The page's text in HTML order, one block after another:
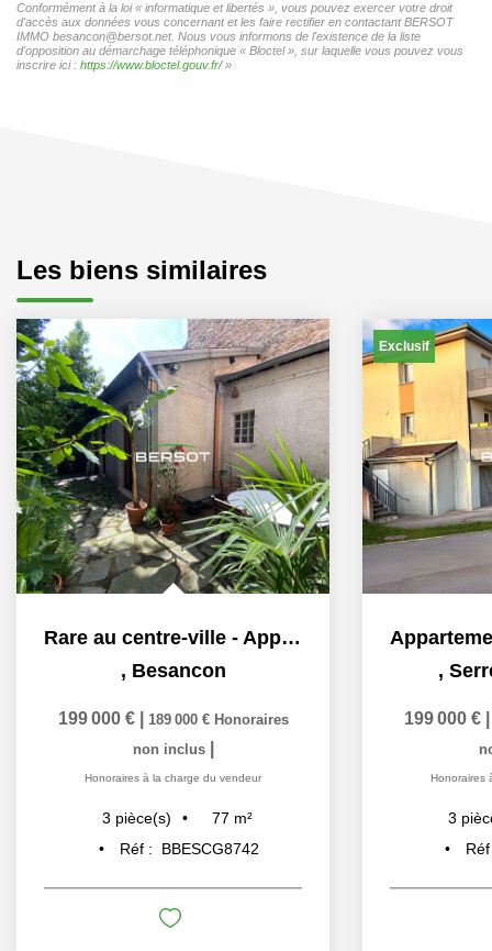
Conformément à la loi « informatique et libertés », vous pouvez exercer votre droit
d'accès aux données vous concernant et les faire rectifier en contactant BERSOT
IMMO besancon@bersot.net. Nous vous informons de l'existence de la liste
d'opposition au démarchage téléphonique « Bloctel », sur laquelle vous pouvez vous
inscrire ici : https://www.bloctel.gouv.fr/»
Les biens similaires
Rare au centre-ville - Appartement T4 rez de chaussée avec...
, Besancon
199 000 € 189 000 € Honoraires
non inclus
Honoraires à la charge du vendeur
3 pièce(s) 77 m²
Réf :
BBESCG8742
Exclusif
,
199 000 €
Honoraires
3